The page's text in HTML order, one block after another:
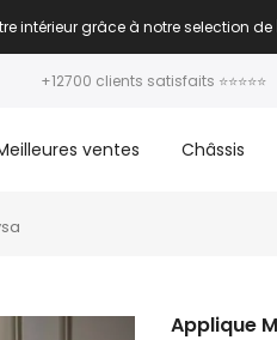
intérieur grâce à notre selection de
+12700 clients satisfaits ⭐⭐⭐⭐⭐
ventes Châssis
Applique